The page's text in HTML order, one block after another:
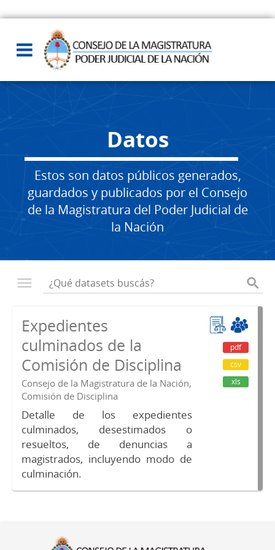
Datos
Estos son datos públicos generados,
guardados y publicados por el Consejo
de la Magistratura del Poder Judicial de
la Nación
Expedientes
culminados de la
Comisión de Disciplina
Consejo de la Magistratura de la Nación,
Comisión de Disciplina
Detalle de los expedientes
culminados, desestimados o
resueltos, de denuncias a
magistrados, incluyendo modo de
culminación.
pdf
csv
xls